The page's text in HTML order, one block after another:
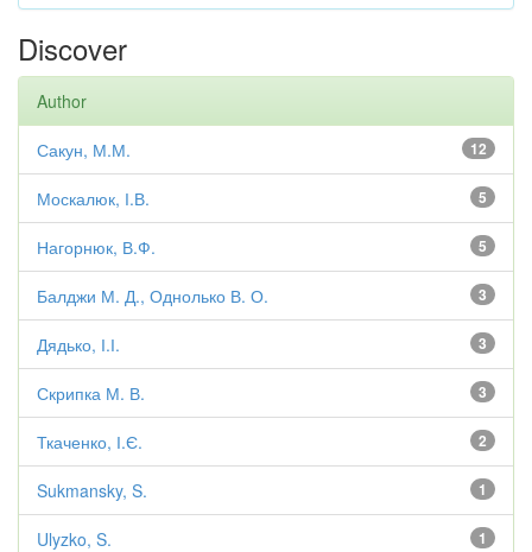
Discover
Author
12
Сакун, М.М.
5
Москалюк, І.В.
5
Нагорнюк, В.Ф.
3
Балджи М. Д., Однолько В. О.
3
Дядько, І.І.
3
Скрипка М. В.
2
Ткаченко, І.Є.
1
Sukmansky, S.
1
Ulyzko, S.